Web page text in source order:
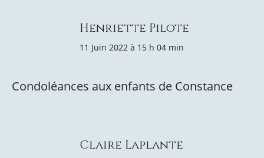
Henriette Pilote
11 Juin 2022 à 15 h 04 min
Condoléances aux enfants de Constance
Claire Laplante